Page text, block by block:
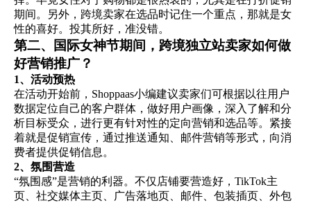
期间。另外，跨境卖家在选品时记住一个重点，那就是女
性的喜好。投其所好，准没错。
第二、国际女神节期间，跨境独立站卖家如何做
好营销推广？
1、活动预热
在活动开始前，Shoppaas小编建议卖家们可根据以往用户
数据定位自己的客户群体，做好用户画像，深入了解和分
析目标受众，进行更有针对性的定向营销和选品等。紧接
着就是促销宣传，通过推送通知、邮件营销等形式，向消
费者提供促销信息。
2、氛围营造
“氛围感”是营销的利器。不仅店铺要营造好，TikTok主
页、社交媒体主页、广告落地页、邮件、包装插页、外包